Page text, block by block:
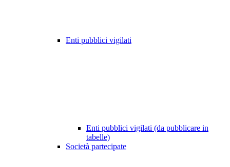
Enti pubblici vigilati
Enti pubblici vigilati (da pubblicare in
tabelle)
Società partecipate